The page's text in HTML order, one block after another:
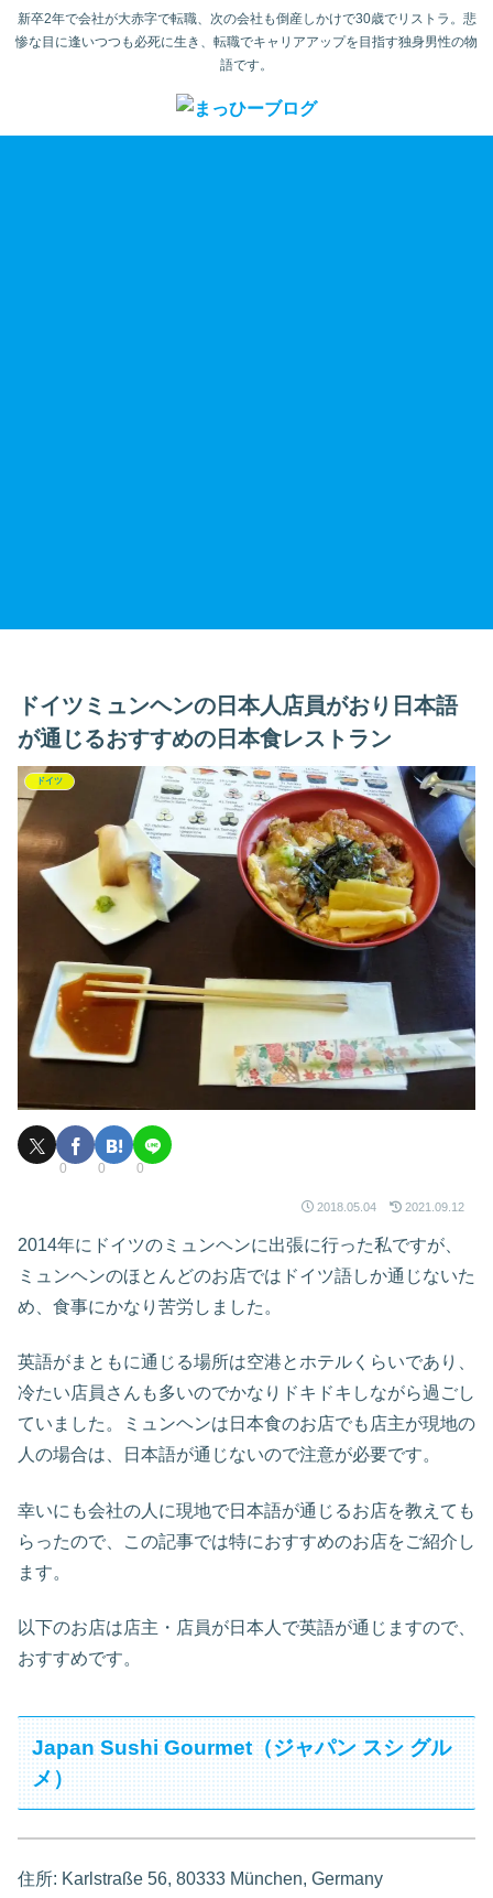
新卒2年で会社が大赤字で転職、次の会社も倒産しかけで30歳でリストラ。悲
惨な目に逢いつつも必死に生き、転職でキャリアアップを目指す独身男性の物
語です。
ドイツミュンヘンの日本人店員がおり日本語
が通じるおすすめの日本食レストラン
ドイツ
0 0 0
2018.05.04 2021.09.12
2014年にドイツのミュンヘンに出張に行った私ですが、
ミュンヘンのほとんどのお店ではドイツ語しか通じないた
め、食事にかなり苦労しました。
英語がまともに通じる場所は空港とホテルくらいであり、
冷たい店員さんも多いのでかなりドキドキしながら過ごし
ていました。ミュンヘンは日本食のお店でも店主が現地の
人の場合は、日本語が通じないので注意が必要です。
幸いにも会社の人に現地で日本語が通じるお店を教えても
らったので、この記事では特におすすめのお店をご紹介し
ます。
以下のお店は店主・店員が日本人で英語が通じますので、
おすすめです。
Japan Sushi Gourmet（ジャパン スシ グル
メ）
住所: Karlstraße 56, 80333 München, Germany